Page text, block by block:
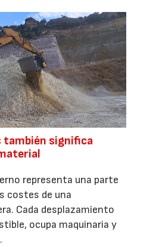
también significa
representa una parte
costes de una
Cada desplazamiento
ocupa maquinaria y